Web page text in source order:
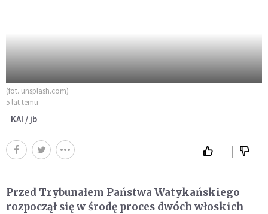
(fot. unsplash.com)
5 lat temu
KAI / jb
Przed Trybunałem Państwa Watykańskiego
rozpoczął się w środę proces dwóch włoskich